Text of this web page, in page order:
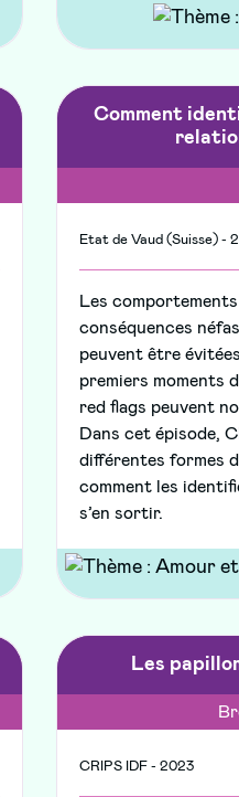
Comment
Etat de Vaud (Suisse) -
Les
conséquences
peuvent être
premiers moments
red flags peuvent
Dans cet épisode,
différentes formes
comment les
s’en sortir.
Les
CRIPS IDF - 2023